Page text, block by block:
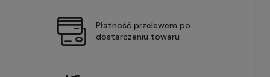
Płatność przelewem po
dostarczeniu towaru